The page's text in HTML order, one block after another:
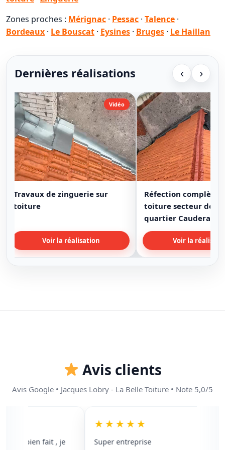
Zones proches : Mérignac · Pessac · Talence ·
Bordeaux · Le Bouscat · Eysines · Bruges · Le Haillan
Dernières réalisations ‹ ›
Vidéo
Travaux de zinguerie sur
toiture
Voir la réalisation
Réfection complète
toiture secteur de
quartier Cauderan
Voir la
Avis clients
Avis Google • Jacques Lobry - La Belle Toiture • Note 5,0/5
bien fait , je
★★★★★
Super entreprise